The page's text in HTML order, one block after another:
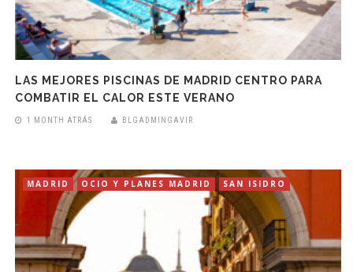
LAS MEJORES PISCINAS DE MADRID CENTRO PARA
COMBATIR EL CALOR ESTE VERANO
1 MONTH ATRÁS BLGADMINGAVIR
MADRID OCIO Y PLANES MADRID SAN ISIDRO